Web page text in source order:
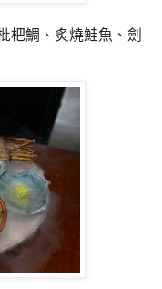
杷鯛、炙燒鮭魚、劍